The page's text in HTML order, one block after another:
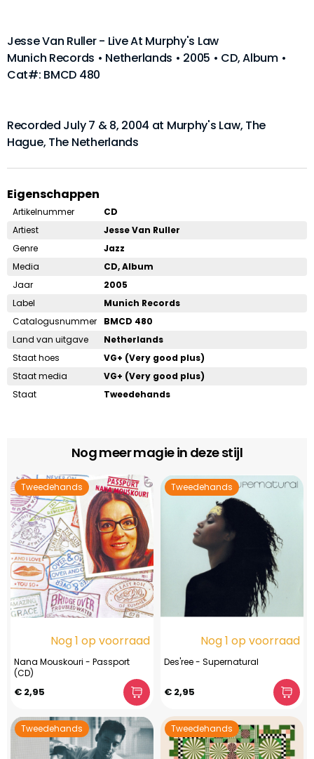
Jesse Van Ruller - Live At Murphy's Law
Munich Records • Netherlands • 2005 • CD, Album •
Cat#: BMCD 480
Recorded July 7 & 8, 2004 at Murphy's Law, The
Hague, The Netherlands
Eigenschappen
Artikelnummer
CD
Artiest
Jesse Van Ruller
Genre
Jazz
Media
CD, Album
Jaar
2005
Label
Munich Records
Catalogusnummer
BMCD 480
Land van uitgave
Netherlands
Staat hoes
VG+ (Very good plus)
Staat media
VG+ (Very good plus)
Staat
Tweedehands
Nog meer magie in deze stijl
Tweedehands
Nog 1 op voorraad
Nana Mouskouri - Passport
(CD)
€ 2,95
Tweedehands
Nog 1 op voorraad
Des'ree - Supernatural
€ 2,95
Tweedehands Tweedehands